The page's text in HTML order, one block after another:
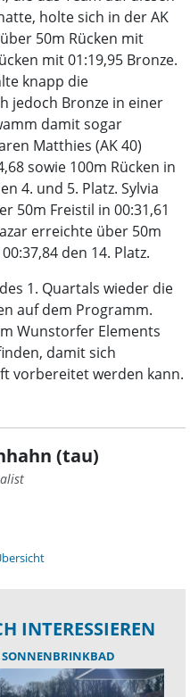
holte sich in der AK
50m Rücken mit
mit 01:19,95 Bronze.
knapp die
jedoch Bronze in einer
damit sogar
Matthies (AK 40)
sowie 100m Rücken in
4. und 5. Platz. Sylvia
50m Freistil in 00:31,61
erreichte über 50m
den 14. Platz.
1. Quartals wieder die
auf dem Programm.
Wunstorfer Elements
damit sich
vorbereitet werden kann.
(tau)
INTERESSIEREN
SONNENBRINKBAD